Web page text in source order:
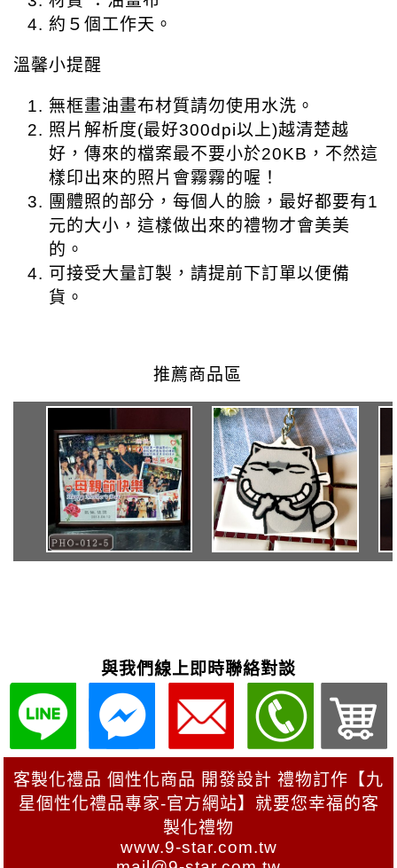
與我們線上即時聯絡對談
客製化禮品 個性化商品 開發設計 禮物訂作【九
星個性化禮品專家-官方網站】就要您幸福的客
製化禮物
www.9-star.com.tw